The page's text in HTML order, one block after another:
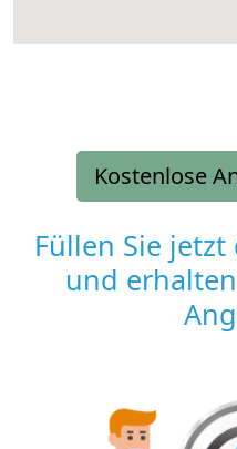
Kostenlose
Füllen Sie
und